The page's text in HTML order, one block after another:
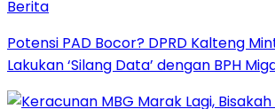
Berita
Potensi PAD Bocor? DPRD Kalteng
Lakukan ‘Silang Data’ dengan BPH